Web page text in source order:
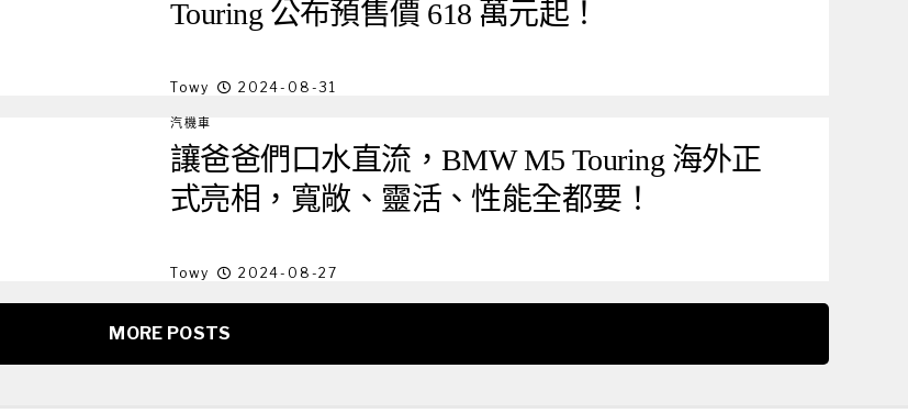
Touring 公布預售價 618 萬元起！
Towy 2024-08-31
汽機車
讓爸爸們口水直流，BMW M5 Touring 海外正
式亮相，寬敞、靈活、性能全都要！
Towy 2024-08-27
MORE POSTS